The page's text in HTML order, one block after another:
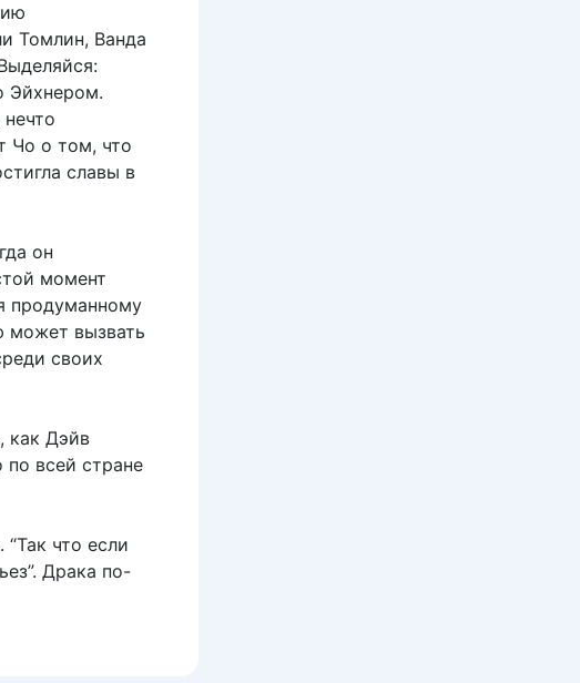
Томлин, Ванда
Эйхнером.
Чо о том, что
славы в
он
момент
продуманному
может вызвать
своих
как Дэйв
по всей стране
что если
Драка по-